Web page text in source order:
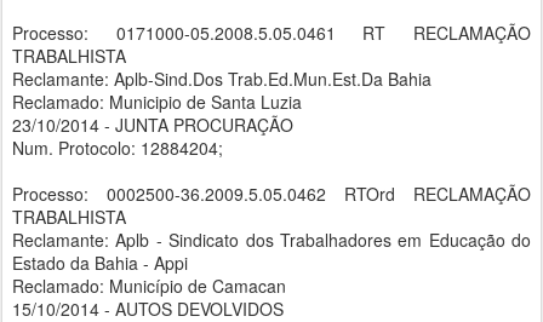
Processo: 0171000-05.2008.5.05.0461 RT RECLAMAÇÃO
TRABALHISTA
Reclamante: Aplb-Sind.Dos Trab.Ed.Mun.Est.Da Bahia
Reclamado: Municipio de Santa Luzia
23/10/2014 - JUNTA PROCURAÇÃO
Num. Protocolo: 12884204;
Processo: 0002500-36.2009.5.05.0462 RTOrd RECLAMAÇÃO
TRABALHISTA
Reclamante: Aplb - Sindicato dos Trabalhadores em Educação do
Estado da Bahia - Appi
Reclamado: Município de Camacan
15/10/2014 - AUTOS DEVOLVIDOS